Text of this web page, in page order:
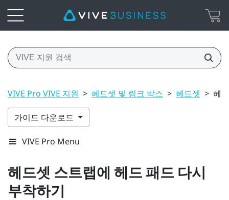
VIVE Pro VIVE 지원 > 헤드셋 및 링크 박스 > 헤드셋 > 헤
가이드 다운로드
VIVE Pro Menu
헤드셋 스트랩에 헤드 패드 다시
부착하기